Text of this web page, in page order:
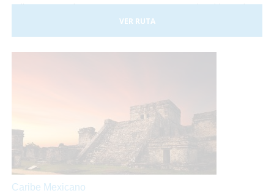
calles, visitar el Barrio Rojo o pasear por el Voldenpark,
sabías que en la primavera explota de color? Las flores y su
aroma lo inundan todo! Ámsterdam es accesible, te lo vas a
VER RUTA
Caribe Mexicano